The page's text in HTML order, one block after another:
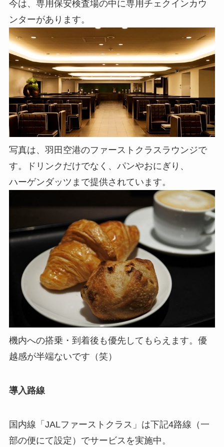
今は、専用保安検査場の中に専用チェクインカウ
ンターがあります。
写真は、羽田空港のファーストクラスラウンジで
す。ドリンクだけでなく、パンやおにぎり、
ハーゲンダッツまで提供されています。
機内への搭乗・到着後も優先してもらえます。優
越感が半端ないです（笑）
導入路線
国内線「JALファーストクラス」は下記4路線（一
部の便にて設定）でサービスを実施中。